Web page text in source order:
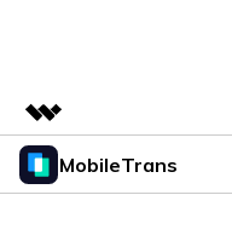
Top-Produkte
MobileTrans